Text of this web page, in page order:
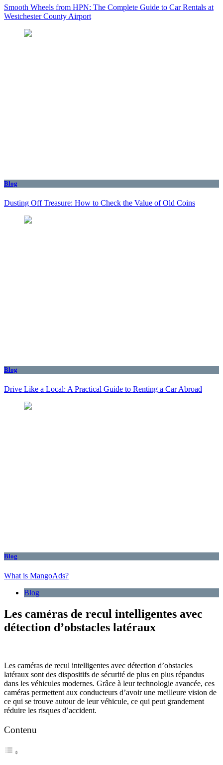
Smooth Wheels from HPN: The Complete Guide to Car Rentals at
Westchester County Airport
Blog
Dusting Off Treasure: How to Check the Value of Old Coins
Blog
Drive Like a Local: A Practical Guide to Renting a Car Abroad
Blog
What is MangoAds?
Blog
Les caméras de recul intelligentes avec
détection d’obstacles latéraux
Les caméras de recul intelligentes avec détection d’obstacles
latéraux sont des dispositifs de sécurité de plus en plus répandus
dans les véhicules modernes. Grâce à leur technologie avancée, ces
caméras permettent aux conducteurs d’avoir une meilleure vision de
ce qui se trouve autour de leur véhicule, ce qui peut grandement
réduire les risques d’accident.
Contenu